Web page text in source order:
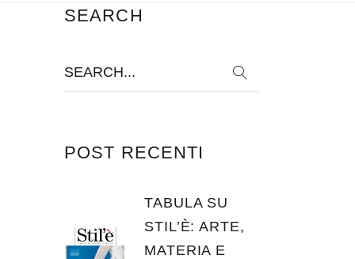
SEARCH
POST RECENTI
TABULA SU
STIL’È: ARTE,
MATERIA E